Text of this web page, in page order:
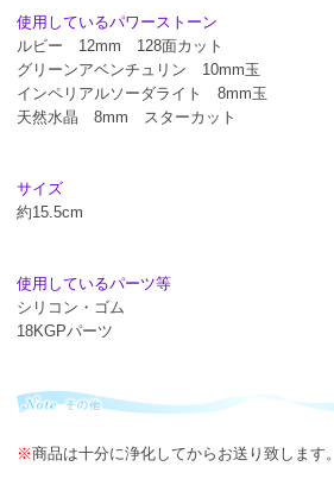
使用しているパワーストーン
ルビー 12mm 128面カット
グリーンアベンチュリン 10mm玉
インペリアルソーダライト 8mm玉
天然水晶 8mm スターカット
サイズ
約15.5cm
使用しているパーツ等
シリコン・ゴム
18KGPパーツ
※商品は十分に浄化してからお送り致します。